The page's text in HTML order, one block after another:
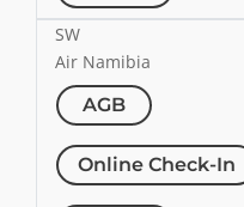
SW
Air Namibia
AGB
Online Check-In